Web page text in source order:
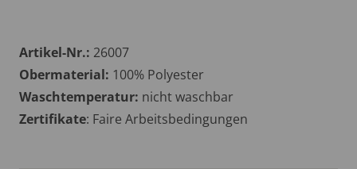
Artikel-Nr.: 26007
Obermaterial: 100% Polyester
Waschtemperatur: nicht waschbar
Zertifikate: Faire Arbeitsbedingungen